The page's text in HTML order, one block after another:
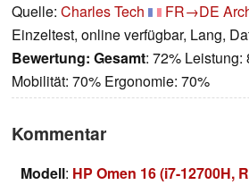
Quelle: Charles Tech FR→DE
Einzeltest, online verfügbar, Lang,
Bewertung: Gesamt: 72%
Mobilität: 70% Ergonomie: 70%
Kommentar
Modell: HP Omen 16 (i7-12700H,